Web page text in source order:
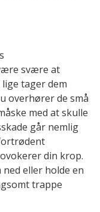
svære at
tager dem
overhører de små
med at skulle
går nemlig
din krop.
eller holde en
trappe